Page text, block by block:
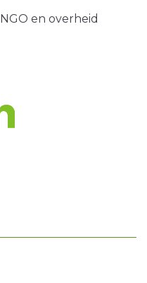
NGO en overheid